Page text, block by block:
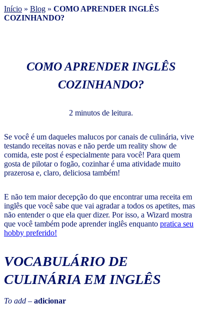
Início » Blog » COMO APRENDER INGLÊS
COZINHANDO?
COMO APRENDER INGLÊS
COZINHANDO?
2 minutos de leitura.
Se você é um daqueles malucos por canais de culinária, vive
testando receitas novas e não perde um reality show de
comida, este post é especialmente para você! Para quem
gosta de pilotar o fogão, cozinhar é uma atividade muito
prazerosa e, claro, deliciosa também!
E não tem maior decepção do que encontrar uma receita em
inglês que você sabe que vai agradar a todos os apetites, mas
não entender o que ela quer dizer. Por isso, a Wizard mostra
que você também pode aprender inglês enquanto pratica seu
hobby preferido!
VOCABULÁRIO DE
CULINÁRIA EM INGLÊS
To add – adicionar